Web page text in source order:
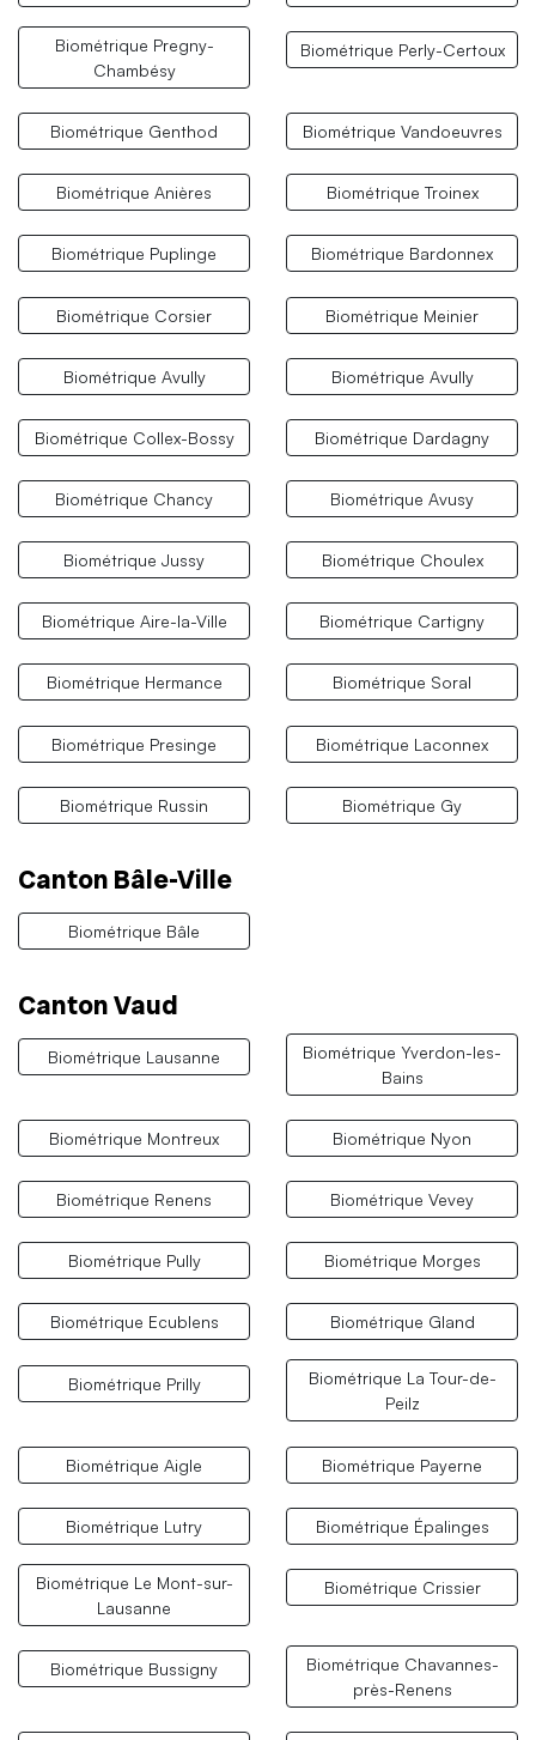
Biométrique Pregny-
Chambésy
Biométrique Perly-Certoux
Biométrique Genthod Biométrique Vandoeuvres
Biométrique Anières Biométrique Troinex
Biométrique Puplinge Biométrique Bardonnex
Biométrique Corsier Biométrique Meinier
Biométrique Avully Biométrique Avully
Biométrique Collex-Bossy Biométrique Dardagny
Biométrique Chancy Biométrique Avusy
Biométrique Jussy Biométrique Choulex
Biométrique Aire-la-Ville Biométrique Cartigny
Biométrique Hermance Biométrique Soral
Biométrique Presinge Biométrique Laconnex
Biométrique Russin Biométrique Gy
Canton Bâle-Ville
Biométrique Bâle
Canton Vaud
Biométrique Lausanne
Biométrique Yverdon-les-
Bains
Biométrique Montreux Biométrique Nyon
Biométrique Renens Biométrique Vevey
Biométrique Pully Biométrique Morges
Biométrique Ecublens Biométrique Gland
Biométrique Prilly
Biométrique La Tour-de-
Peilz
Biométrique Aigle Biométrique Payerne
Biométrique Lutry Biométrique Épalinges
Biométrique Le Mont-sur-
Lausanne
Biométrique Crissier
Biométrique Bussigny
Biométrique Chavannes-
près-Renens